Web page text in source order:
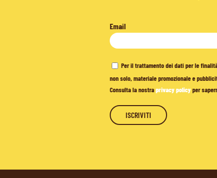
Email
Per il trattamento dei dati per le
non solo, materiale promozionale e
Consulta la nostraprivacy policyper